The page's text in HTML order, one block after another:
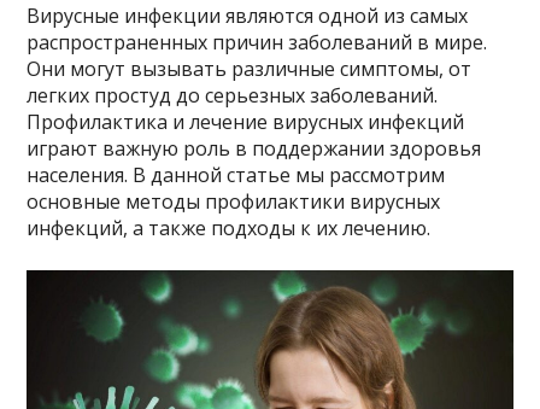
Вирусные инфекции являются одной из самых
распространенных причин заболеваний в мире.
Они могут вызывать различные симптомы, от
легких простуд до серьезных заболеваний.
Профилактика и лечение вирусных инфекций
играют важную роль в поддержании здоровья
населения. В данной статье мы рассмотрим
основные методы профилактики вирусных
инфекций, а также подходы к их лечению.